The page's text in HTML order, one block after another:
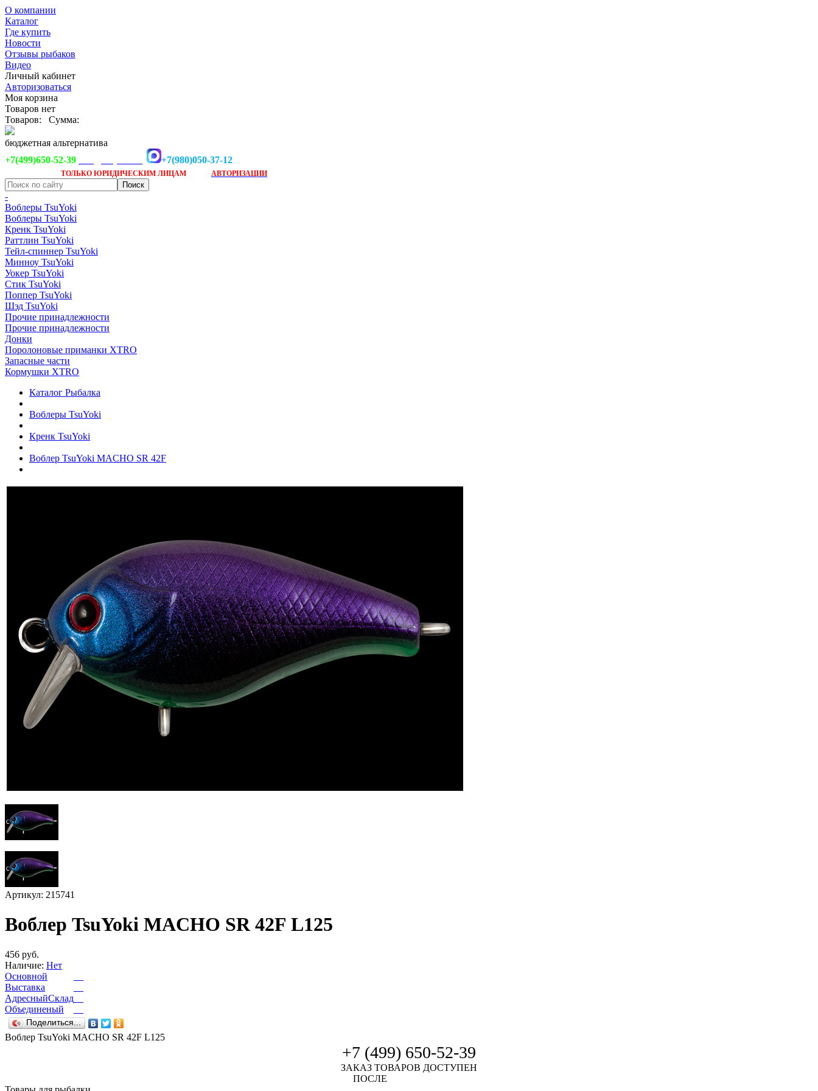
О компании
Каталог
Где купить
Новости
Отзывы рыбаков
Видео
Личный кабинет
Авторизоваться
Моя корзина
Товаров нет
Товаров:
Сумма:
бюджетная альтернатива
+7(499)650-52-39
+7(980)050-37-12
ТОЛЬКО ЮРИДИЧЕСКИМ ЛИЦАМ АВТОРИЗАЦИИ
-
Воблеры TsuYoki
Воблеры TsuYoki
Кренк TsuYoki
Раттлин TsuYoki
Тейл-спиннер TsuYoki
Минноу TsuYoki
Уокер TsuYoki
Стик TsuYoki
Поппер TsuYoki
Шэд TsuYoki
Прочие принадлежности
Прочие принадлежности
Донки
Поролоновые приманки XTRO
Запасные части
Кормушки XTRO
Каталог Рыбалка
Воблеры TsuYoki
Кренк TsuYoki
Воблер TsuYoki MACHO SR 42F
Артикул: 215741
Воблер TsuYoki MACHO SR 42F L125
456 руб.
Наличие: Нет
Основной
Выставка
АдресныйСклад
Объединеный
Поделиться...
Воблер TsuYoki MACHO SR 42F L125
+7 (499) 650-52-39
ЗАКАЗ ТОВАРОВ ДОСТУПЕН
ПОСЛЕ